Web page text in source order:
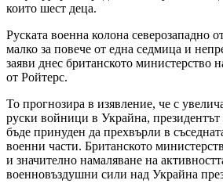
които шест деца.
Руската военна колона северозападно
малко за повече от една седмица и
заяви днес британското министерство
от Ройтерс.
То прогнозира в изявление, че с
руски войници в Украйна,
бъде принуден да прехвърли в
военни части. Британското
и значително намаляване на
военновъздушни сили над Украйна